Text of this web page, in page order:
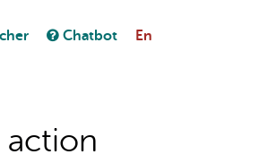
Chatbot En
action